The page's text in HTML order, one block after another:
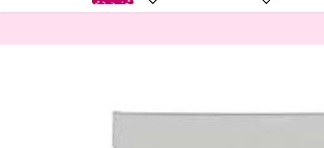
Kaarten maken Collall 3D Siliconen Kit, 80